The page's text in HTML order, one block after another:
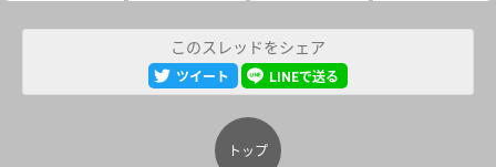
このスレッドをシェア
ツイート LINEで送る
トップ